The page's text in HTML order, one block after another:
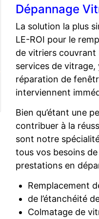
Dépannage
La solution la plus
LE-ROI pour le
de vitriers couvrant
services de
réparation de
interviennent
Bien qu’étant une
contribuer à la
sont notre
tous vos besoins
prestations en
Remplacement
de l’étanchéité
Colmatage de